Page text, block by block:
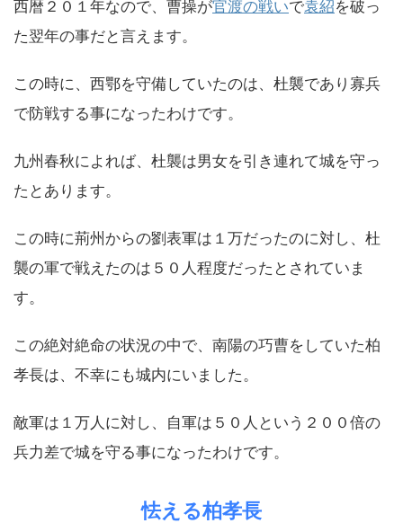
西暦２０１年なので、曹操が官渡の戦いで袁紹を破っ
た翌年の事だと言えます。
この時に、西鄂を守備していたのは、杜襲であり寡兵
で防戦する事になったわけです。
九州春秋によれば、杜襲は男女を引き連れて城を守っ
たとあります。
この時に荊州からの劉表軍は１万だったのに対し、杜
襲の軍で戦えたのは５０人程度だったとされていま
す。
この絶対絶命の状況の中で、南陽の巧曹をしていた柏
孝長は、不幸にも城内にいました。
敵軍は１万人に対し、自軍は５０人という２００倍の
兵力差で城を守る事になったわけです。
怯える柏孝長